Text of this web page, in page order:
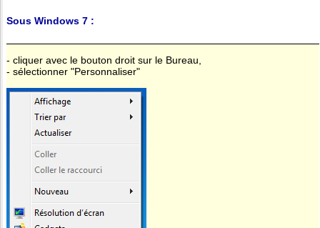
Sous Windows 7 :
- cliquer avec le bouton droit sur le Bureau,
- sélectionner "Personnaliser"